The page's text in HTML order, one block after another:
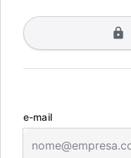
e-mail